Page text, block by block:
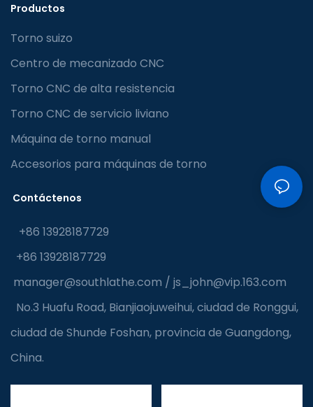
Productos
Torno suizo
Centro de mecanizado CNC
Torno CNC de alta resistencia
Torno CNC de servicio liviano
Máquina de torno manual
Accesorios para máquinas de torno
Contáctenos
+86 13928187729
+86 13928187729
manager@southlathe.com / js_john@vip.163.com
No.3 Huafu Road, Bianjiaojuweihui, ciudad de Ronggui,
ciudad de Shunde Foshan, provincia de Guangdong,
China.